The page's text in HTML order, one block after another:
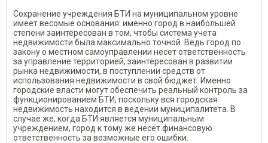
Сохранение учреждения БТИ на муниципальном уровне
имеет весомые основания: именно город в наибольшей
степени заинтересован в том, чтобы система учета
недвижимости была максимально точной. Ведь город по
закону о местном самоуправлении несет ответственность
за управление территорией, заинтересован в развитии
рынка недвижимости, в поступлении средств от
использования недвижимости в свой бюджет. Именно
городские власти могут обеспечить реальный контроль за
функционированием БТИ, поскольку вся городская
недвижимость находится в ведении муниципалитета. В
случае же, когда БТИ является муниципальным
учреждением, город к тому же несёт финансовую
ответственность за возможные его ошибки.